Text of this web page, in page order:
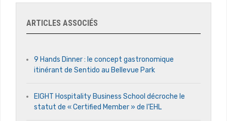
ARTICLES ASSOCIÉS
9 Hands Dinner : le concept gastronomique
itinérant de Sentido au Bellevue Park
EIGHT Hospitality Business School décroche le
statut de « Certified Member » de l’EHL